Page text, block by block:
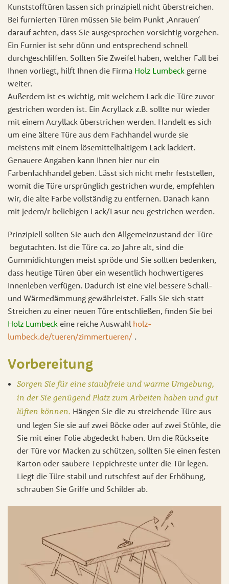
Kunststofftüren lassen sich prinzipiell nicht überstreichen.
Bei furnierten Türen müssen Sie beim Punkt ‚Anrauen‘
darauf achten, dass Sie ausgesprochen vorsichtig vorgehen.
Ein Furnier ist sehr dünn und entsprechend schnell
durchgeschliffen. Sollten Sie Zweifel haben, welcher Fall bei
Ihnen vorliegt, hilft Ihnen die Firma Holz Lumbeck gerne
weiter.
Außerdem ist es wichtig, mit welchem Lack die Türe zuvor
gestrichen worden ist. Ein Acryllack z.B. sollte nur wieder
mit einem Acryllack überstrichen werden. Handelt es sich
um eine ältere Türe aus dem Fachhandel wurde sie
meistens mit einem lösemittelhaltigem Lack lackiert.
Genauere Angaben kann Ihnen hier nur ein
Farbenfachhandel geben. Lässt sich nicht mehr feststellen,
womit die Türe ursprünglich gestrichen wurde, empfehlen
wir, die alte Farbe vollständig zu entfernen. Danach kann
mit jedem/r beliebigen Lack/Lasur neu gestrichen werden.
Prinzipiell sollten Sie auch den Allgemeinzustand der Türe
begutachten. Ist die Türe ca. 20 Jahre alt, sind die
Gummidichtungen meist spröde und Sie sollten bedenken,
dass heutige Türen über ein wesentlich hochwertigeres
Innenleben verfügen. Dadurch ist eine viel bessere Schall-
und Wärmedämmung gewährleistet. Falls Sie sich statt
Streichen zu einer neuen Türe entschließen, finden Sie bei
Holz Lumbeck eine reiche Auswahl holz-
lumbeck.de/tueren/zimmertueren/ .
Vorbereitung
Sorgen Sie für eine staubfreie und warme Umgebung,
in der Sie genügend Platz zum Arbeiten haben und gut
lüften können. Hängen Sie die zu streichende Türe aus
und legen Sie sie auf zwei Böcke oder auf zwei Stühle, die
Sie mit einer Folie abgedeckt haben. Um die Rückseite
der Türe vor Macken zu schützen, sollten Sie einen festen
Karton oder saubere Teppichreste unter die Tür legen.
Liegt die Türe stabil und rutschfest auf der Erhöhung,
schrauben Sie Griffe und Schilder ab.